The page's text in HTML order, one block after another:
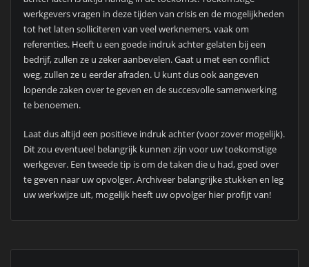
werkgevers vragen in deze tijden van crisis en de mogelijkheden
tot het laten solliciteren van veel werknemers, vaak om
referenties. Heeft u een goede indruk achter gelaten bij een
bedrijf, zullen ze u zeker aanbevelen. Gaat u met een conflict
weg, zullen ze u eerder afraden. U kunt dus ook aangeven
lopende zaken over te geven en de succesvolle samenwerking
te benoemen.
Laat dus altijd een positieve indruk achter (voor zover mogelijk).
Dit zou eventueel belangrijk kunnen zijn voor uw toekomstige
werkgever. Een tweede tip is om de taken die u had, goed over
te geven naar uw opvolger. Archiveer belangrijke stukken en leg
uw werkwijze uit, mogelijk heeft uw opvolger hier profijt van!